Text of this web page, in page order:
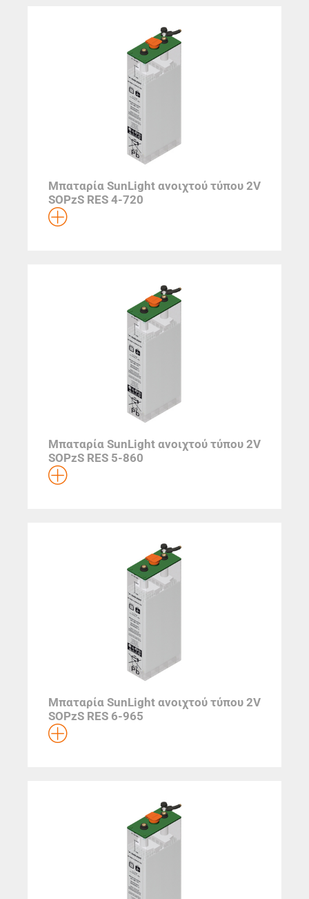
Μπαταρία SunLight ανοιχτού τύπου 2V
SOPzS RES 4-720
Μπαταρία SunLight ανοιχτού τύπου 2V
SOPzS RES 5-860
Μπαταρία SunLight ανοιχτού τύπου 2V
SOPzS RES 6-965